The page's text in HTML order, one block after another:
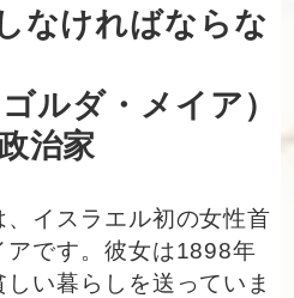
なければならな
ルダ・メイア）
治家
イスラエル初の女性首
アです。彼女は1898年
い暮らしを送っていま